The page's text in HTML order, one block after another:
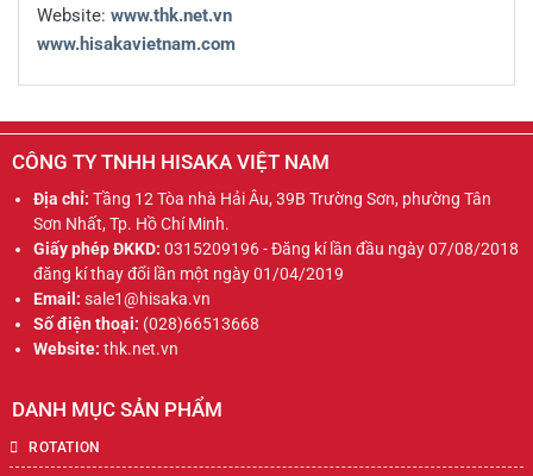
Website: www.thk.net.vn
www.hisakavietnam.com
CÔNG TY TNHH HISAKA VIỆT NAM
Địa chỉ: Tầng 12 Tòa nhà Hải Âu, 39B Trường Sơn, phường Tân
Sơn Nhất, Tp. Hồ Chí Minh.
Giấy phép ĐKKD: 0315209196 - Đăng kí lần đầu ngày 07/08/2018
đăng kí thay đổi lần một ngày 01/04/2019
Email: sale1@hisaka.vn
Số điện thoại: (028)66513668
Website: thk.net.vn
DANH MỤC SẢN PHẨM
ROTATION